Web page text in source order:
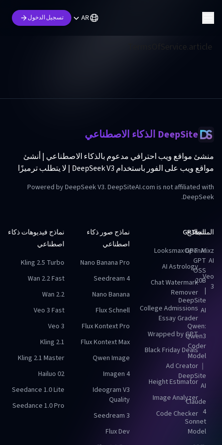
AR تسجيل الدخول
TermsOfService.article
DeepSite الذكاء الاصطناعي
منشئ مواقع ويب احترافي مدعوم بالذكاء الاصطناعي | أنشئ
مواقع ويب على الفور باستخدام DeepSeek V3 | لا يتطلب ترميزًا
Powered by DeepSeek V3. DeepSiteAI.com is not affiliated with
DeepSeek.
المنتجات
Mixz
AI
Veo
3
النماذج
OpenAI
GPT
OSS
20B
|
DeepSite
AI
Qwen:
Qwen3
Coder
Model
｜
DeepSite
AI
Claude
4
Sonnet
Model
GPTs
Looksmax GPT
AI Astrology
Chat Watermark
Remover
College Admissions
Essay Grader
Wrapped by GPT
Black Friday Deals
Ad Creator
Height Estimator
Image Analyzer
Code Checker
نماذج صور ذكاء
اصطناعي
Nano Banana Pro
Seedream 4
Nano Banana
Flux Schnell
Flux Kontext Pro
Flux Kontext Max
Qwen Image
Imagen 4
Ideogram V3
Quality
Seedream 3
Flux Dev
نماذج فيديوهات ذكاء
اصطناعي
Kling 2.5 Turbo
Wan 2.2 Fast
Wan 2.2
Veo 3 Fast
Veo 3
Kling 2.1
Kling 2.1 Master
Hailuo 02
Seedance 1.0 Lite
Seedance 1.0 Pro